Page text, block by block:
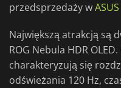
przedsprzedaży w
Największą atrakcją są
ROG Nebula HDR
charakteryzują się
odświeżania 120 Hz,